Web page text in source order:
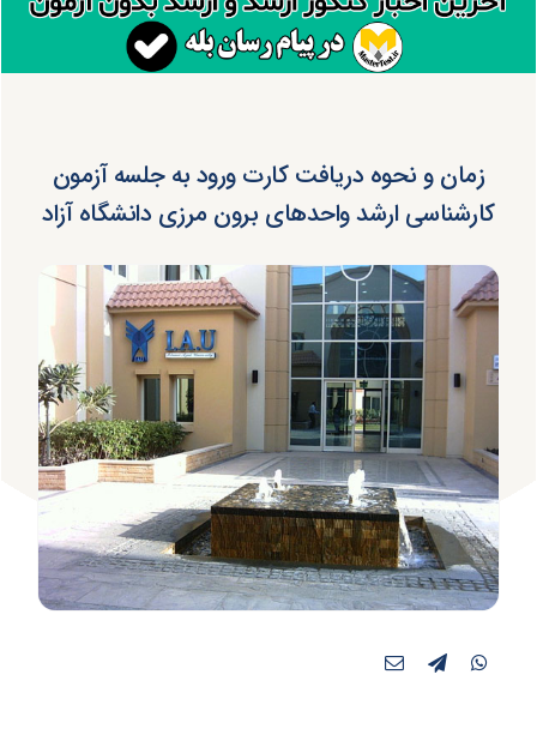
زمان و نحوه دریافت کارت ورود به جلسه آزمون
کارشناسی ارشد واحدهای برون مرزی دانشگاه آزاد